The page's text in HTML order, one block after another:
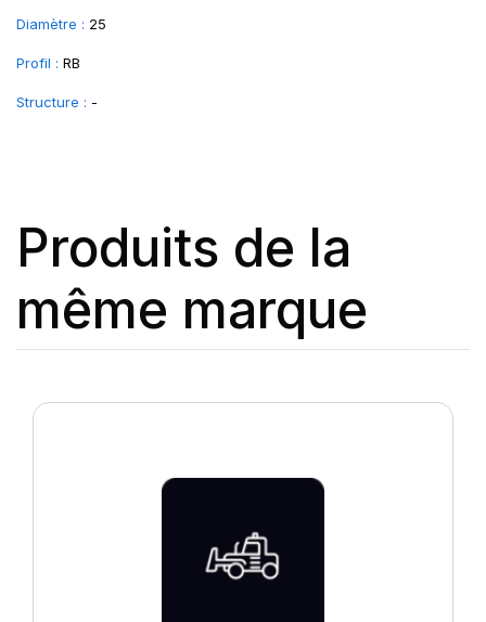
Diamètre : 25
Profil : RB
Structure : -
Produits de la
même marque